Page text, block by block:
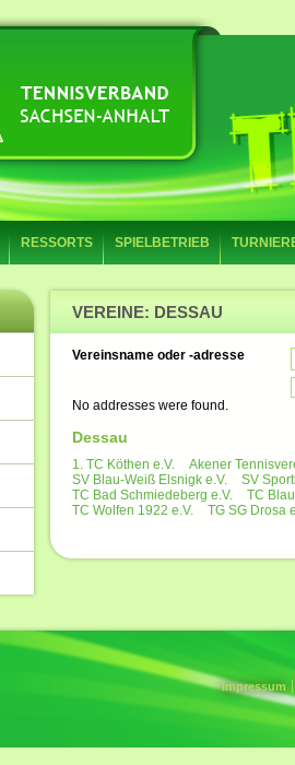
RESSORTS SPIELBETRIEB
VEREINE: DESSAU
Vereinsname oder -adresse
No addresses were found.
Dessau
1. TC Köthen e.V.
Akener
SV Blau-Weiß Elsnigk e.V.
SV
TC Bad Schmiedeberg e.V.
TC
TC Wolfen 1922 e.V.
TG SG Drosa
Impressum